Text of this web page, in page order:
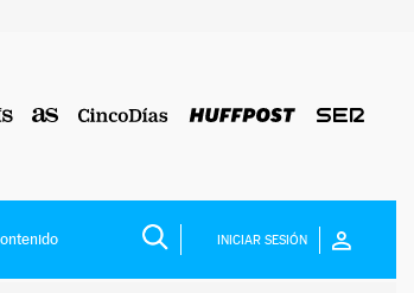
INICIAR SESIÓN